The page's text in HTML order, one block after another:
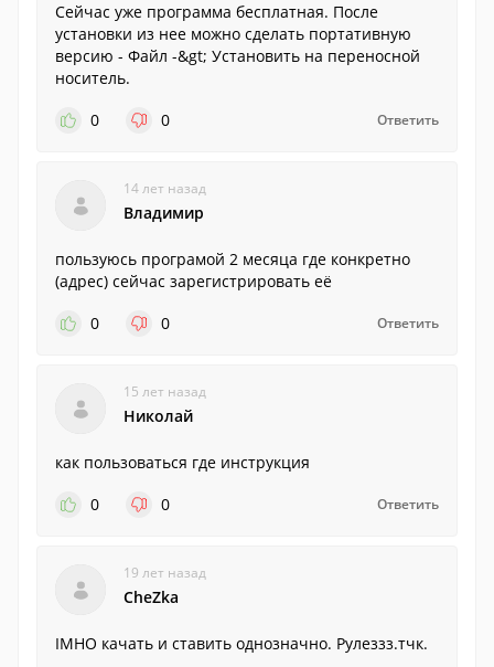
Сейчас уже программа бесплатная. После
установки из нее можно сделать портативную
версию - Файл -&gt; Установить на переносной
носитель.
0
0 Ответить
14 лет назад
Владимир
пользуюсь програмой 2 месяца где конкретно
(адрес) сейчас зарегистрировать её
0
0 Ответить
15 лет назад
Николай
как пользоваться где инструкция
0
0 Ответить
19 лет назад
CheZka
IMHO качать и ставить однозначно. Рулеззз.тчк.